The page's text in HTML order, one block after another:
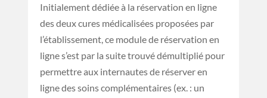
Initialement dédiée à la réservation en ligne
des deux cures médicalisées proposées par
l’établissement, ce module de réservation en
ligne s’est par la suite trouvé démultiplié pour
permettre aux internautes de réserver en
ligne des soins complémentaires (ex. : un